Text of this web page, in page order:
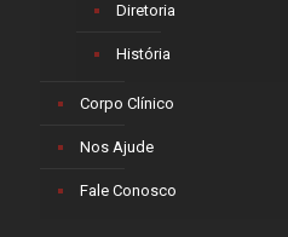
Diretoria
História
Corpo Clínico
Nos Ajude
Fale Conosco